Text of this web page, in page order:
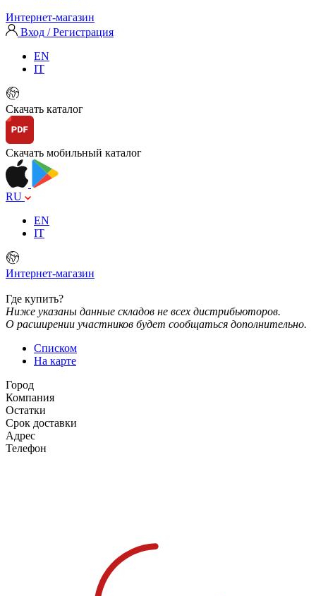
Интернет-магазин
Вход / Регистрация
EN
IT
Скачать каталог
Скачать мобильный каталог
RU
EN
IT
Интернет-магазин
Где купить?
Ниже указаны данные складов не всех дистрибьюторов.
О расширении участников будет сообщаться дополнительно.
Списком
На карте
Город
Компания
Остатки
Срок доставки
Адрес
Телефон